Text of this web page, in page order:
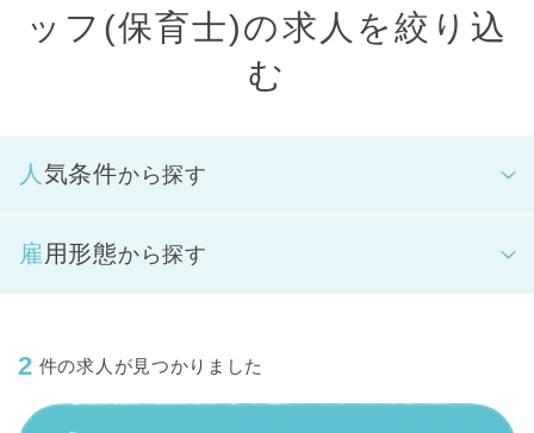
周辺業務もお願いしています。
こどもたちにとっては、安心して過ごせる保育園にいるおとな
の一人です。スタッフ間のチームワークを大切にしながら、そ
ッフ(保育士)の求人を絞り込
む
人気条件から探す
雇用形態から探す
2 件の求人が見つかりました